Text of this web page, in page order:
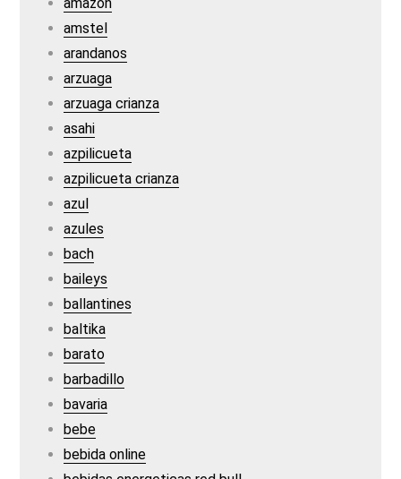
amstel
arandanos
arzuaga
arzuaga crianza
asahi
azpilicueta
azpilicueta crianza
azul
azules
bach
baileys
ballantines
baltika
barato
barbadillo
bavaria
bebe
bebida online